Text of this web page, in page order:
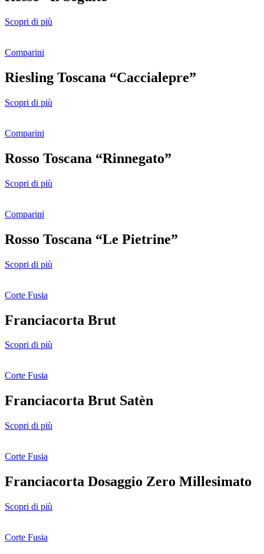
Scopri di più
Comparini
Riesling Toscana “Caccialepre”
Scopri di più
Comparini
Rosso Toscana “Rinnegato”
Scopri di più
Comparini
Rosso Toscana “Le Pietrine”
Scopri di più
Corte Fusia
Franciacorta Brut
Scopri di più
Corte Fusia
Franciacorta Brut Satèn
Scopri di più
Corte Fusia
Franciacorta Dosaggio Zero Millesimato
Scopri di più
Corte Fusia